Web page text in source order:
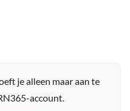
je alleen maar aan te
account.